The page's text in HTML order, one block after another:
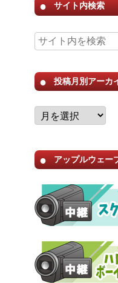
サイト内検索
投稿月別アーカ
アップルウェー